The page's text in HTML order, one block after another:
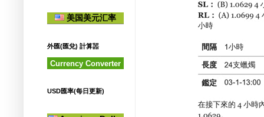
美国美元汇率
外匯(匯兌) 計算噐
Currency Converter
USD匯率(每日更新)